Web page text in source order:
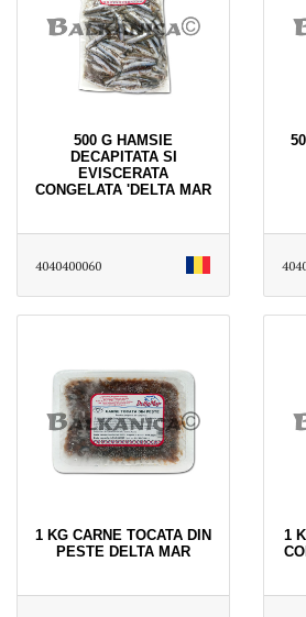
500 G HAMSIE
DECAPITATA SI
EVISCERATA
CONGELATA 'DELTA MAR
4040400060
1 KG CARNE TOCATA DIN
PESTE DELTA MAR
1